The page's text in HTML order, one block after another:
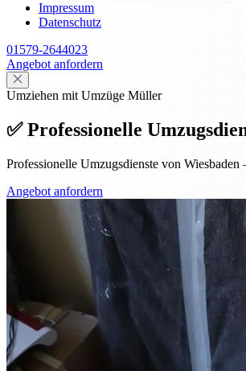
Impressum
Datenschutz
01579-2644023
Angebot anfordern
Umziehen mit Umzüge Müller
✅ Professionelle
Professionelle Umzugsdienste von
Angebot anfordern